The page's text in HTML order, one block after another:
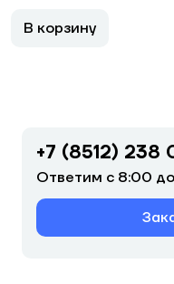
В корзину
+7 (8512) 238
Ответим с 8:00